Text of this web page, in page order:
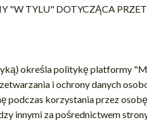
"W TYLU" DOTYCZĄCA
określa politykę platformy
i ochrony danych
korzystania przez
innymi za pośrednictwem